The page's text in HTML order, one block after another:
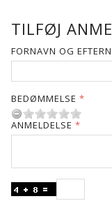
TILFØJ
FORNAVN OG
BEDØMMELSE
ANMELDELSE